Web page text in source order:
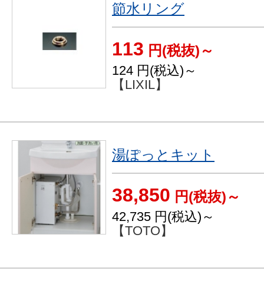
節水リング
113 円(税抜)～
124 円(税込)～
【LIXIL】
湯ぽっとキット
38,850 円(税抜)～
42,735 円(税込)～
【TOTO】